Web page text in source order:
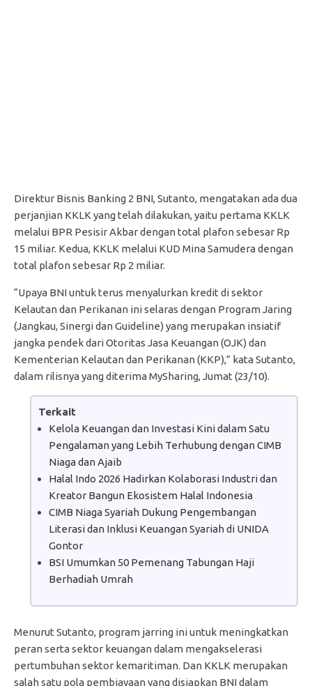
Direktur Bisnis Banking 2 BNI, Sutanto, mengatakan ada dua
perjanjian KKLK yang telah dilakukan, yaitu pertama KKLK
melalui BPR Pesisir Akbar dengan total plafon sebesar Rp
15 miliar. Kedua, KKLK melalui KUD Mina Samudera dengan
total plafon sebesar Rp 2 miliar.
“Upaya BNI untuk terus menyalurkan kredit di sektor
Kelautan dan Perikanan ini selaras dengan Program Jaring
(Jangkau, Sinergi dan Guideline) yang merupakan insiatif
jangka pendek dari Otoritas Jasa Keuangan (OJK) dan
Kementerian Kelautan dan Perikanan (KKP),” kata Sutanto,
dalam rilisnya yang diterima MySharing, Jumat (23/10).
Terkait
Kelola Keuangan dan Investasi Kini dalam Satu
Pengalaman yang Lebih Terhubung dengan CIMB
Niaga dan Ajaib
Halal Indo 2026 Hadirkan Kolaborasi Industri dan
Kreator Bangun Ekosistem Halal Indonesia
CIMB Niaga Syariah Dukung Pengembangan
Literasi dan Inklusi Keuangan Syariah di UNIDA
Gontor
BSI Umumkan 50 Pemenang Tabungan Haji
Berhadiah Umrah
Menurut Sutanto, program jarring ini untuk meningkatkan
peran serta sektor keuangan dalam mengakselerasi
pertumbuhan sektor kemaritiman. Dan KKLK merupakan
salah satu pola pembiayaan yang disiapkan BNI dalam